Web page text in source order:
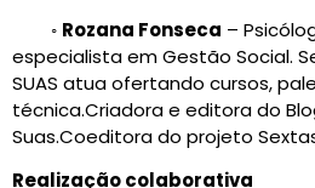
◦ Rozana Fonseca –
especialista em Gestão Social.
SUAS atua ofertando cursos,
técnica.Criadora e editora do
Suas.Coeditora do projeto
Realização colaborativa